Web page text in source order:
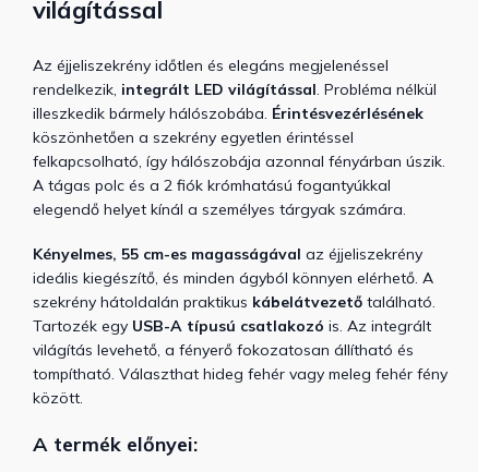
világítással
Az éjjeliszekrény időtlen és elegáns megjelenéssel
rendelkezik, integrált LED világítással. Probléma nélkül
illeszkedik bármely hálószobába. Érintésvezérlésének
köszönhetően a szekrény egyetlen érintéssel
felkapcsolható, így hálószobája azonnal fényárban úszik.
A tágas polc és a 2 fiók krómhatású fogantyúkkal
elegendő helyet kínál a személyes tárgyak számára.
Kényelmes, 55 cm-es magasságával az éjjeliszekrény
ideális kiegészítő, és minden ágyból könnyen elérhető. A
szekrény hátoldalán praktikus kábelátvezető található.
Tartozék egy USB-A típusú csatlakozó is. Az integrált
világítás levehető, a fényerő fokozatosan állítható és
tompítható. Választhat hideg fehér vagy meleg fehér fény
között.
A termék előnyei: